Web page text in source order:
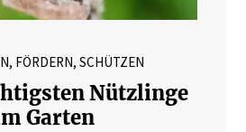
FÖRDERN, SCHÜTZEN
Nützlinge
Garten